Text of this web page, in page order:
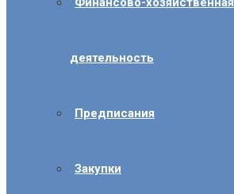
деятельность
Предписания
Закупки